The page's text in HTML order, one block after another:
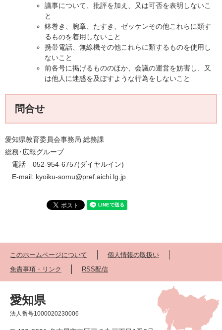
議事について、批評を加え、又は可否を表明しないこ
と
鉢巻き、腕章、たすき、ゼッケンその他これらに類す
るものを着用しないこと
携帯電話、無線機その他これらに類するものを使用し
ないこと
前各号に掲げるもののほか、会議の運営を妨害し、又
は他人に迷惑を及ぼすような行為をしないこと
問合せ
愛知県教育委員会事務局 総務課
総務･広報グループ
電話 052-954-6757(ダイヤルイン)
E-mail: kyoiku-somu@pref.aichi.lg.jp
このホームページについて
個人情報の取扱い
免責事項・リンク
RSS配信
愛知県
法人番号1000020230006